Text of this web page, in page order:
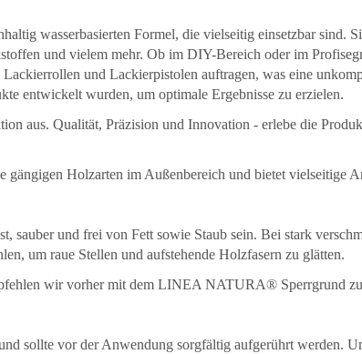
wasserbasierten Formel, die vielseitig einsetzbar sind.
und vielem mehr. Ob im DIY-Bereich oder im
und Lackierpistolen auftragen, was eine
entwickelt wurden, um optimale Ergebnisse zu erzielen.
aus. Qualität, Präzision und Innovation - erlebe die
gängigen Holzarten im Außenbereich und bietet vielseitige
sauber und frei von Fett sowie Staub sein. Bei stark
um raue Stellen und aufstehende Holzfasern zu glätten.
wir vorher mit dem LINEA NATURA® Sperrgrund
sollte vor der Anwendung sorgfältig aufgerührt werden.